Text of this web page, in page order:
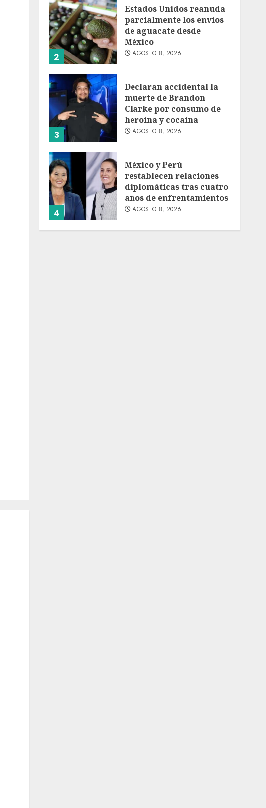
2
Estados Unidos reanuda
parcialmente los envíos
de aguacate desde
México
AGOSTO 8, 2026
3
Declaran accidental la
muerte de Brandon
Clarke por consumo de
heroína y cocaína
AGOSTO 8, 2026
4
México y Perú
restablecen relaciones
diplomáticas tras cuatro
años de enfrentamientos
AGOSTO 8, 2026